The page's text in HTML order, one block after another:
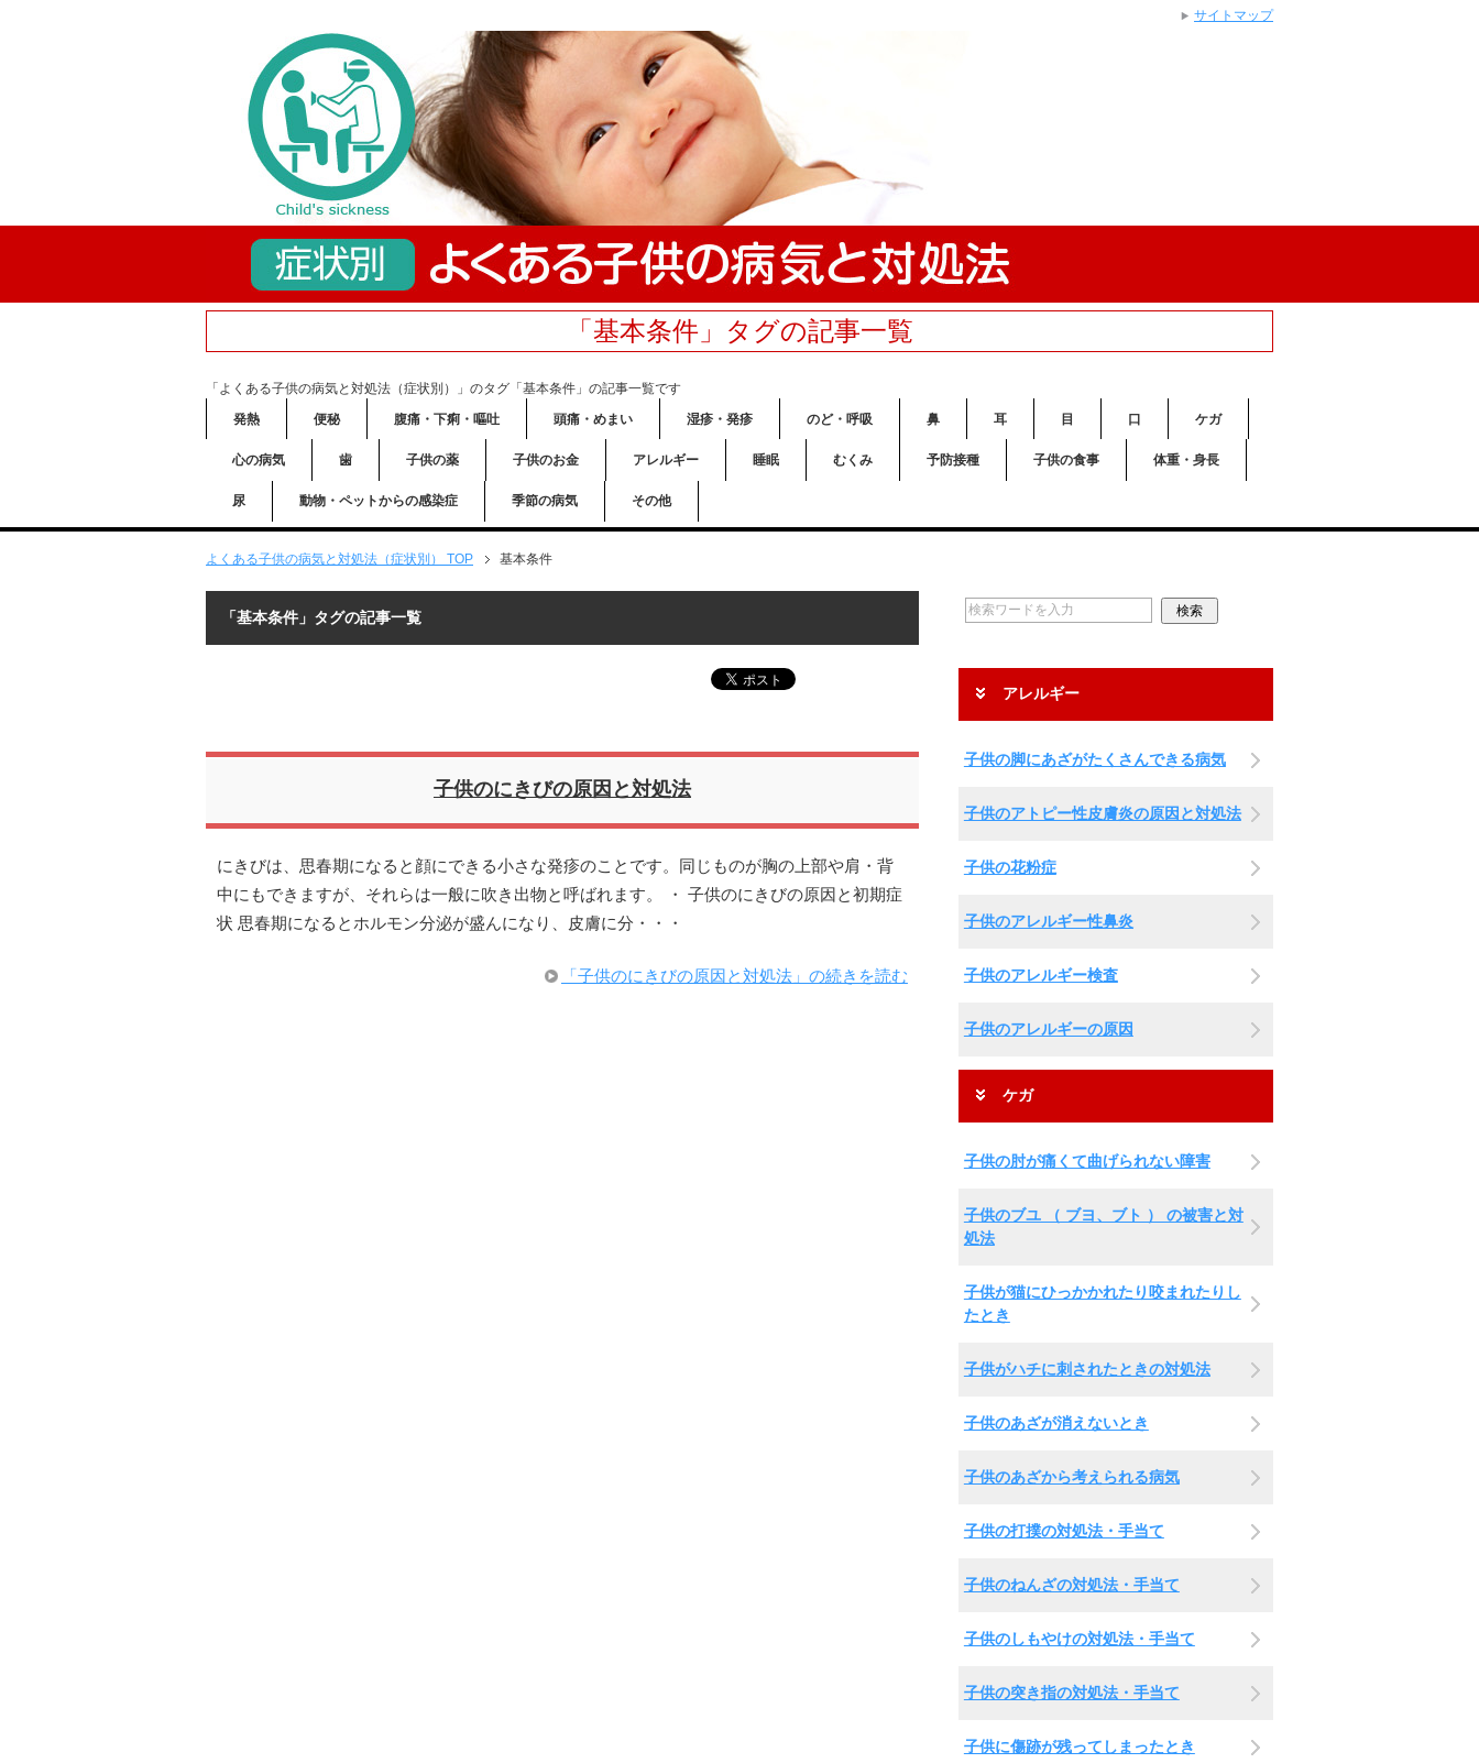
「基本条件」タグの記事一覧
「よくある子供の病気と対処法（症状別）」のタグ「基本条件」の記事一覧です
発熱
便秘 腹痛・下痢・嘔吐 頭痛・めまい 湿疹・発疹 のど・呼吸 鼻 耳 目 口 ケガ
心の病気 歯 子供の薬 子供のお金 アレルギー 睡眠 むくみ 予防接種 子供の食事 体重・身長
尿 動物・ペットからの感染症 季節の病気 その他
よくある子供の病気と対処法（症状別） TOP 基本条件
「基本条件」タグの記事一覧
子供のにきびの原因と対処法
にきびは、思春期になると顔にできる小さな発疹のことです。同じものが胸の上部や肩・背
中にもできますが、それらは一般に吹き出物と呼ばれます。 ・ 子供のにきびの原因と初期症
状 思春期になるとホルモン分泌が盛んになり、皮膚に分・・・
「子供のにきびの原因と対処法」の続きを読む
アレルギー
子供の脚にあざがたくさんできる病気
子供のアトピー性皮膚炎の原因と対処法
子供の花粉症
子供のアレルギー性鼻炎
子供のアレルギー検査
子供のアレルギーの原因
ケガ
子供の肘が痛くて曲げられない障害
子供のブユ （ ブヨ、ブト ） の被害と対
処法
子供が猫にひっかかれたり咬まれたりし
たとき
子供がハチに刺されたときの対処法
子供のあざが消えないとき
子供のあざから考えられる病気
子供の打撲の対処法・手当て
子供のねんざの対処法・手当て
子供のしもやけの対処法・手当て
子供の突き指の対処法・手当て
子供に傷跡が残ってしまったとき
サイトマップ